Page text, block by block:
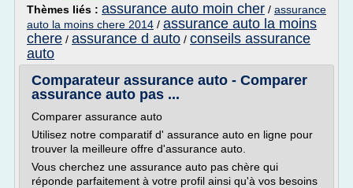
Thèmes liés : assurance auto moin cher / assurance
auto la moins chere 2014 / assurance auto la moins
chere / assurance d auto / conseils assurance
auto
Comparateur assurance auto - Comparer
assurance auto pas ...
Comparer assurance auto
Utilisez notre comparatif d' assurance auto en ligne pour
trouver la meilleure offre d'assurance auto.
Vous cherchez une assurance auto pas chère qui
réponde parfaitement à votre profil ainsi qu'à vos besoins